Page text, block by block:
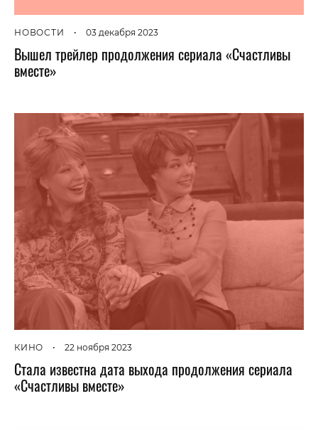
НОВОСТИ • 03 декабря 2023
Вышел трейлер продолжения сериала «Счастливы
вместе»
КИНО • 22 ноября 2023
Стала известна дата выхода продолжения сериала
«Счастливы вместе»